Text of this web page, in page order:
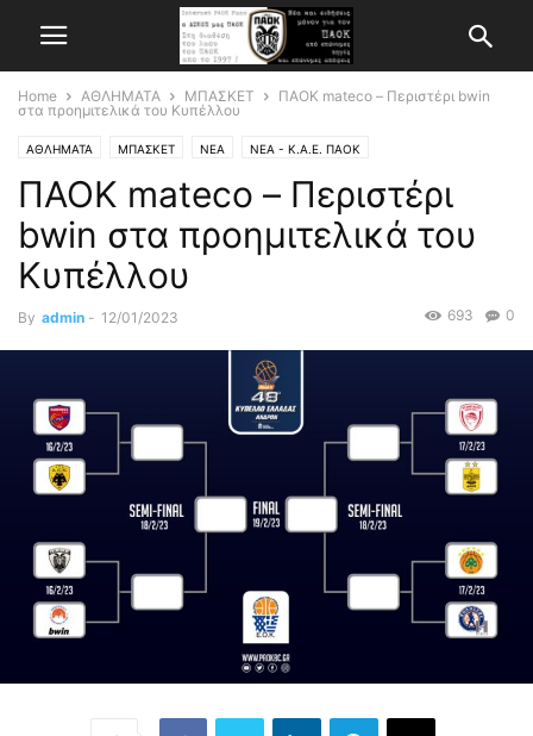
Home ΑΘΛΗΜΑΤΑ ΜΠΑΣΚΕΤ
ΠΑΟΚ mateco – Περιστέρι bwin
στα προημιτελικά του Κυπέλλου
ΑΘΛΗΜΑΤΑ ΜΠΑΣΚΕΤ ΝΕΑ ΝΕΑ - Κ.Α.Ε. ΠΑΟΚ
ΠΑΟΚ mateco – Περιστέρι
bwin στα προημιτελικά του
Κυπέλλου
By admin - 12/01/2023 0
693